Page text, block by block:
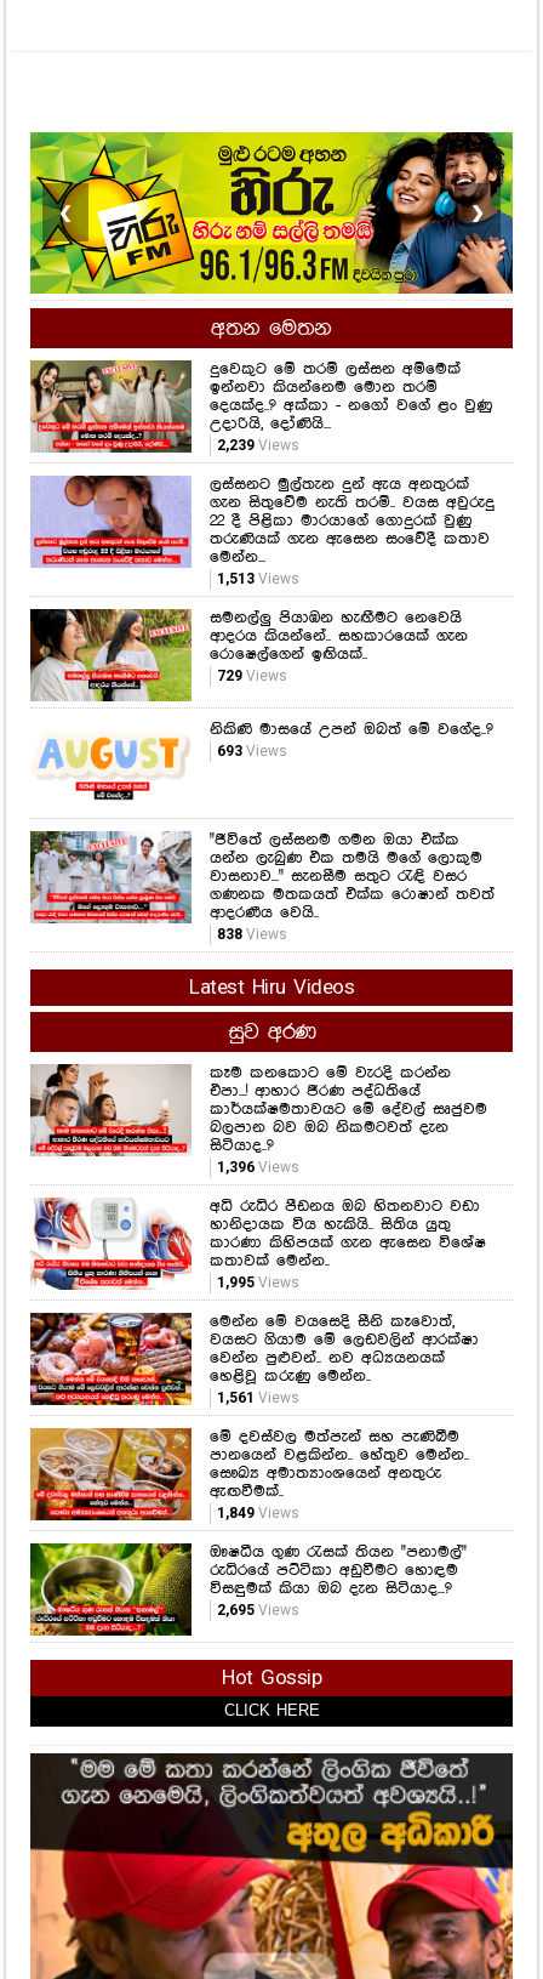
❮ ❯
අතන මෙතන
දුවෙකුට මේ තරම් ලස්සන අම්මෙක්
ඉන්නවා කියන්නෙම මොන තරම්
දෙයක්ද..? අක්කා - නගෝ වගේ ළං වුණු
උදාරියි, දෝණියි...
2,239Views
ලස්සනට මුල්තැන දුන් ඇය අනතුරක්
ගැන සිතුවේම නැති තරම්.. වයස අවුරුදු
22 දී පිළිකා මාරයාගේ ගොදුරක් වුණු
තරුණියක් ගැන ඇසෙන සංවේදී කතාව
මෙන්න...
1,513Views
සමනල්ලු පියාඹන හැඟීමට නෙවෙයි
ආදරය කියන්නේ.. සහකාරයෙක් ගැන
රොෂෙල්ගෙන් ඉඟියක්..
729Views
නිකිණි මාසයේ උපන් ඔබත් මේ වගේද..?
693Views
යන්න ලැබුණ එක තමයි මගේ ලොකුම
වාසනාව..." සැනසීම සතුට රැඳි වසර
ගණනක මතකයත් එක්ක රොෂාන් තවත්
Latest Hiru Videos
සුව අරණ
කෑම කනකොට මේ වැරදි කරන්න
එපා...! ආහාර ජීරණ පද්ධතියේ
කාර්යක්ෂමතාවයට මේ දේවල් සෘජුවම
බලපාන බව ඔබ නිකමටවත් දැන
සිටියාද..?
1,396Views
අධි රුධිර පීඩනය ඔබ හිතනවාට වඩා
හානිදායක විය හැකියි.. සිතිය යුතු
කාරණා කිහිපයක් ගැන ඇසෙන විශේෂ
කතාවක් මෙන්න..
1,995Views
මෙන්න මේ වයසෙදි සීනි කෑවොත්,
වයසට ගියාම මේ ලෙඩවලින් ආරක්ෂා
වෙන්න පුළුවන්.. නව අධ්‍යයනයක්
හෙළිවූ කරුණු මෙන්න..
1,561Views
මේ දවස්වල මත්පැන් සහ පැණිබීම
පානයෙන් වළකින්න.. හේතුව මෙන්න..
සෞඛ්‍ය අමාත්‍යාංශයෙන් අනතුරු
ඇඟවීමක්..
1,849Views
ඖෂධීය ගුණ රැසක් තියන "පනාමල්"
රුධිරයේ පට්ටිකා අඩුවීමට හොඳම
විසඳුමක් කියා ඔබ දැන සිටියාද...?
2,695Views
Hot Gossip
CLICK HERE